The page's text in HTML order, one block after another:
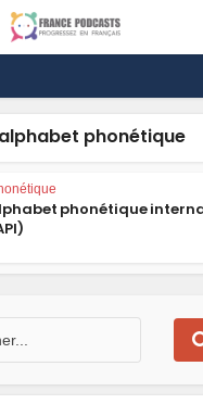
phonétique
phonétique